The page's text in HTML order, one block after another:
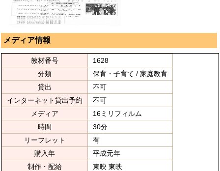
メディア情報
教材番号
1628
分類
保育・子育て / 家庭教育
貸出
不可
インターネット貸出予約
不可
メディア
16ミリフィルム
時間
30分
リーフレット
有
購入年
平成元年
制作・配給
東映 東映